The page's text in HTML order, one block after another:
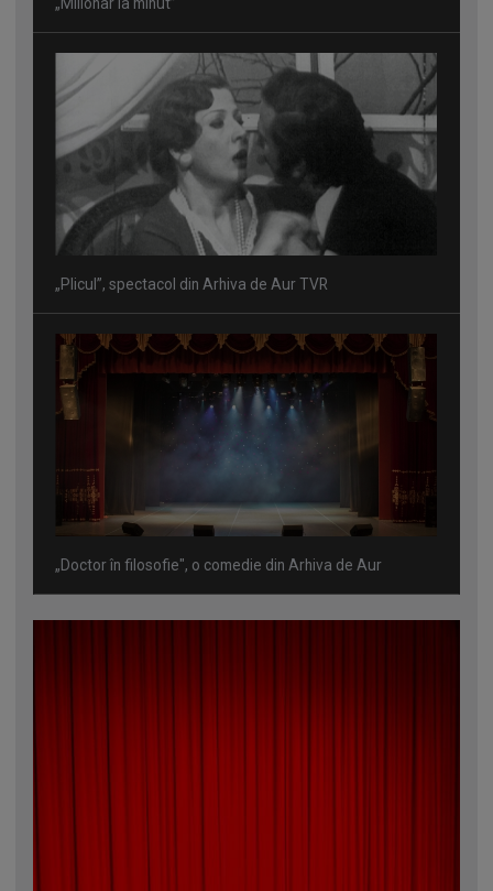
„Plicul”, spectacol din Arhiva de Aur TVR
„Doctor în filosofie", o comedie din Arhiva de Aur